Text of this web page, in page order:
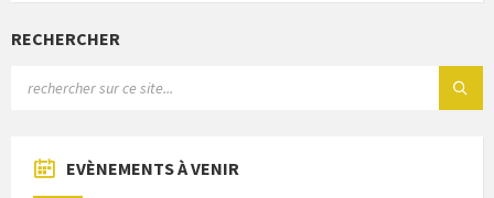
RECHERCHER
EVÈNEMENTS À VENIR